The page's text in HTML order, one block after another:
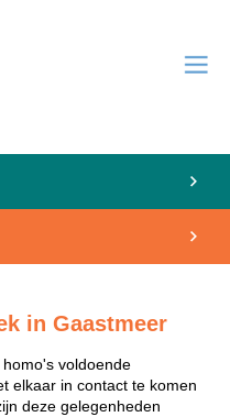
in Gaastmeer
voldoende
elkaar in contact te komen
deze gelegenheden